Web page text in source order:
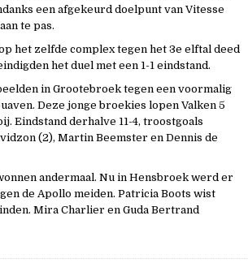
een afgekeurd doelpunt van Vitesse
te pas.
het zelfde complex tegen het 3e elftal deed
het duel met een 1-1 eindstand.
in Grootebroek tegen een voormalig
Deze jonge broekies lopen Valken 5
Eindstand derhalve 11-4, troostgoals
(2), Martin Beemster en Dennis de
andermaal. Nu in Hensbroek werd er
de Apollo meiden. Patricia Boots wist
Mira Charlier en Guda Bertrand